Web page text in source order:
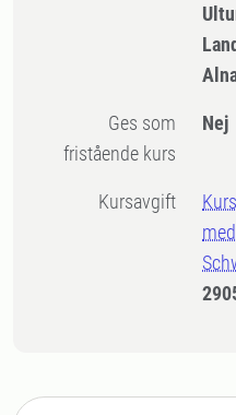
Ges som
fristående kurs
Nej
Kursavgift